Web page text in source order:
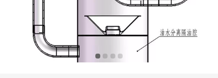
小型桶式浮油收集机